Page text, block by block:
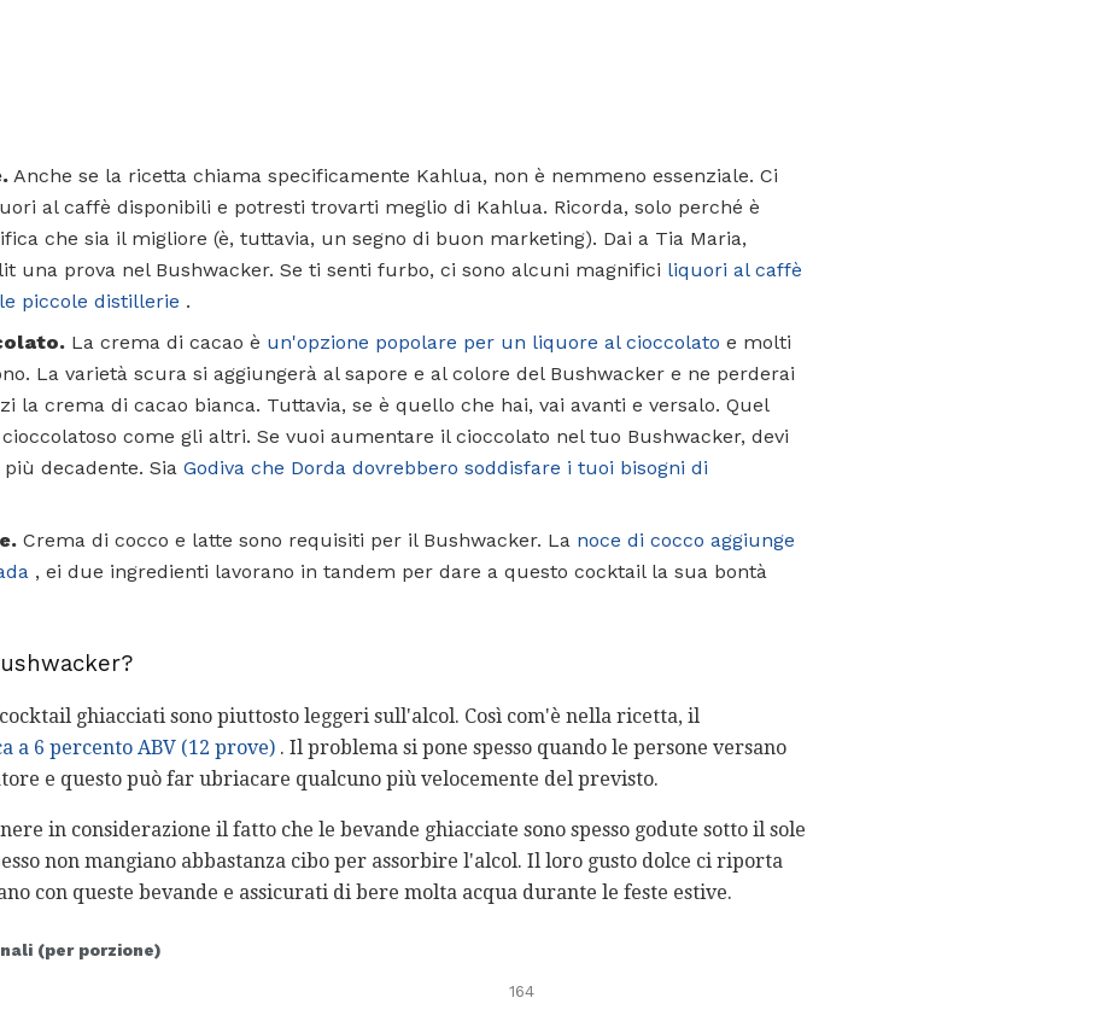
Anche se la ricetta chiama specificamente Kahlua, non è nemmeno essenziale. Ci
al caffè disponibili e potresti trovarti meglio di Kahlua. Ricorda, solo perché è
che sia il migliore (è, tuttavia, un segno di buon marketing). Dai a Tia Maria,
una prova nel Bushwacker. Se ti senti furbo, ci sono alcuni magnifici liquori al caffè
piccole distillerie .
La crema di cacao è un'opzione popolare per un liquore al cioccolato e molti
La varietà scura si aggiungerà al sapore e al colore del Bushwacker e ne perderai
la crema di cacao bianca. Tuttavia, se è quello che hai, vai avanti e versalo. Quel
come gli altri. Se vuoi aumentare il cioccolato nel tuo Bushwacker, devi
decadente. Sia Godiva che Dorda dovrebbero soddisfare i tuoi bisogni di
Crema di cocco e latte sono requisiti per il Bushwacker. La noce di cocco aggiunge
, ei due ingredienti lavorano in tandem per dare a questo cocktail la sua bontà
ghiacciati sono piuttosto leggeri sull'alcol. Così com'è nella ricetta, il
a 6 percento ABV (12 prove) . Il problema si pone spesso quando le persone versano
e questo può far ubriacare qualcuno più velocemente del previsto.
in considerazione il fatto che le bevande ghiacciate sono spesso godute sotto il sole
non mangiano abbastanza cibo per assorbire l'alcol. Il loro gusto dolce ci riporta
con queste bevande e assicurati di bere molta acqua durante le feste estive.
(per porzione)
164